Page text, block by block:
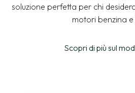
soluzione perfetta per chi
motori benzina
Scopri di più sul